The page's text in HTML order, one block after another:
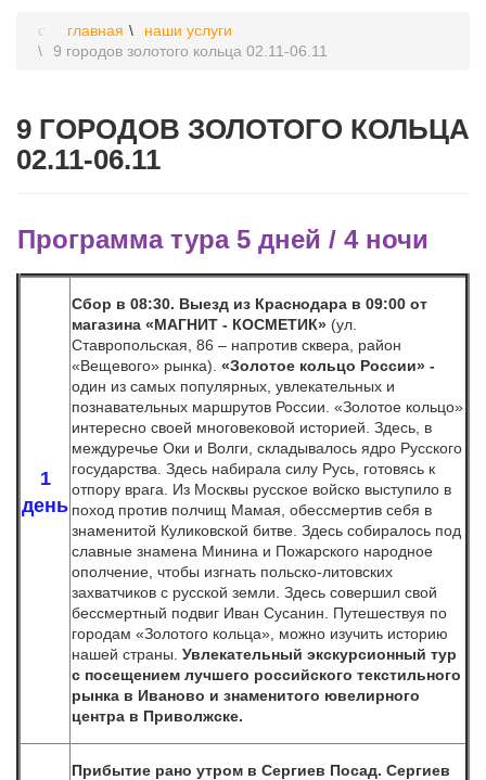
главная
наши услуги
9 городов золотого кольца 02.11-06.11
9 ГОРОДОВ ЗОЛОТОГО КОЛЬЦА
02.11-06.11
Программа тура 5 дней / 4 ночи
1
день
Сбор в 08:30. Выезд из Краснодара в 09:00 от
магазина «МАГНИТ - КОСМЕТИК» (ул.
Ставропольская, 86 – напротив сквера, район
«Вещевого» рынка). «Золотое кольцо России» -
один из самых популярных, увлекательных и
познавательных маршрутов России. «Золотое кольцо»
интересно своей многовековой историей. Здесь, в
междуречье Оки и Волги, складывалось ядро Русского
государства. Здесь набирала силу Русь, готовясь к
отпору врага. Из Москвы русское войско выступило в
поход против полчищ Мамая, обессмертив себя в
знаменитой Куликовской битве. Здесь собиралось под
славные знамена Минина и Пожарского народное
ополчение, чтобы изгнать польско-литовских
захватчиков с русской земли. Здесь совершил свой
бессмертный подвиг Иван Сусанин. Путешествуя по
городам «Золотого кольца», можно изучить историю
нашей страны. Увлекательный экскурсионный тур
с посещением лучшего российского текстильного
рынка в Иваново и знаменитого ювелирного
центра в Приволжске.
Прибытие рано утром в Сергиев Посад. Сергиев